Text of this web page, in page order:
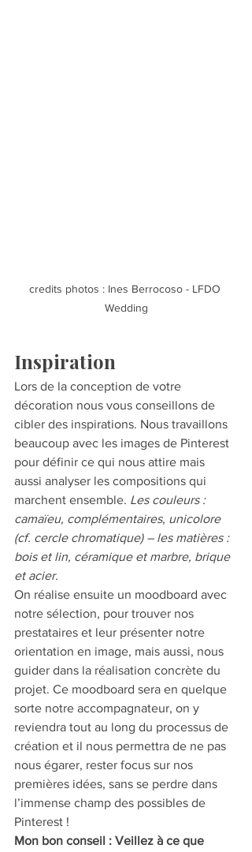
credits photos : Ines Berrocoso - LFDO
Wedding
Inspiration
Lors de la conception de votre
décoration nous vous conseillons de
cibler des inspirations. Nous travaillons
beaucoup avec les images de Pinterest
pour définir ce qui nous attire mais
aussi analyser les compositions qui
marchent ensemble. Les couleurs :
camaïeu, complémentaires, unicolore
(cf. cercle chromatique) – les matières :
bois et lin, céramique et marbre, brique
et acier.
On réalise ensuite un moodboard avec
notre sélection, pour trouver nos
prestataires et leur présenter notre
orientation en image, mais aussi, nous
guider dans la réalisation concrète du
projet. Ce moodboard sera en quelque
sorte notre accompagnateur, on y
reviendra tout au long du processus de
création et il nous permettra de ne pas
nous égarer, rester focus sur nos
premières idées, sans se perdre dans
l’immense champ des possibles de
Pinterest !
Mon bon conseil : Veillez à ce que